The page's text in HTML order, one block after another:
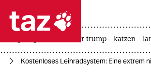
 taz zahl ich
taz zahl ich
usa unter trump katzen
Kostenloses Leihradsystem: Eine extrem